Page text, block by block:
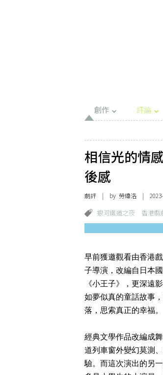
創作 評論
相信光的情
後感
劇評 | by 勞緯洛 | 2023-
銀河鐵道之夜 香港戲
早前獲邀觀看由香港
子導演，改編自日本
《小王子》，更深遠
如夢似真的童話故事
落，思索真正的幸福。
經典文學作品改編成
道列車窗外變幻莫測
驗。而這次演出的另